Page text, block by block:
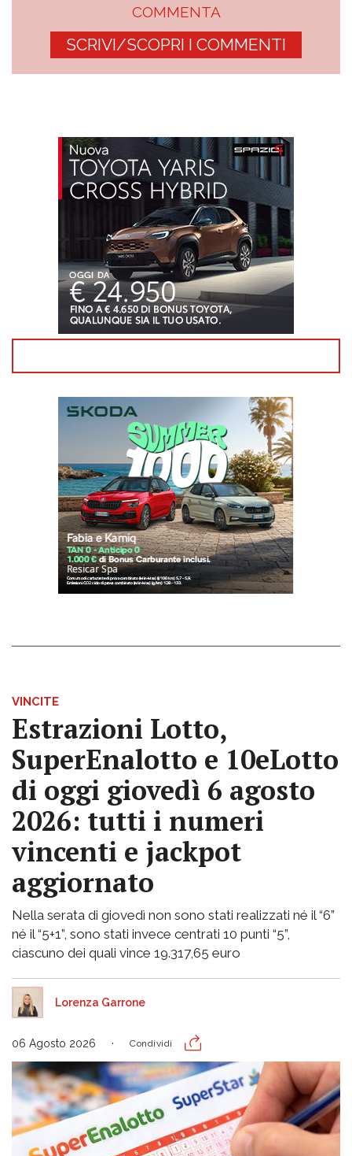
COMMENTA
SCRIVI/SCOPRI I COMMENTI
VINCITE
Estrazioni Lotto,
SuperEnalotto e 10eLotto
di oggi giovedì 6 agosto
2026: tutti i numeri
vincenti e jackpot
aggiornato
Nella serata di giovedì non sono stati realizzati né il “6”
né il “5+1”, sono stati invece centrati 10 punti “5”,
ciascuno dei quali vince 19.317,65 euro
Lorenza Garrone
06 Agosto 2026 Condividi